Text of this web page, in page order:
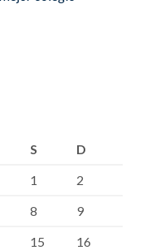
S
D
1
2
8
9
15
16